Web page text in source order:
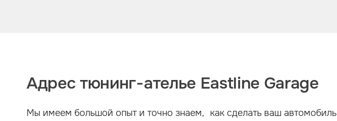
Адрес тюнинг-ателье Eastline Garage
Мы имеем большой опыт и точно знаем, как сделать ваш автомобиль